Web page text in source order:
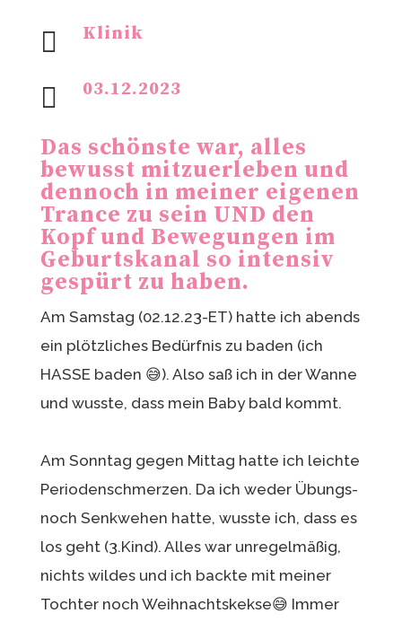
 Klinik
 03.12.2023
Das schönste war, alles
bewusst mitzuerleben und
dennoch in meiner eigenen
Trance zu sein UND den
Kopf und Bewegungen im
Geburtskanal so intensiv
gespürt zu haben.
Am Samstag (02.12.23-ET) hatte ich abends
ein plötzliches Bedürfnis zu baden (ich
HASSE baden 😅). Also saß ich in der Wanne
und wusste, dass mein Baby bald kommt.
Am Sonntag gegen Mittag hatte ich leichte
Periodenschmerzen. Da ich weder Übungs-
noch Senkwehen hatte, wusste ich, dass es
los geht (3.Kind). Alles war unregelmäßig,
nichts wildes und ich backte mit meiner
Tochter noch Weihnachtskekse😅 Immer